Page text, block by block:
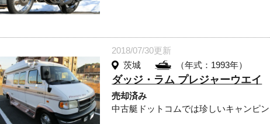
2018/07/30更新
茨城
（年式：1993年）
ダッジ・ラム プレジャーウエイ
売却済み
中古艇ドットコムでは珍しいキャンピ